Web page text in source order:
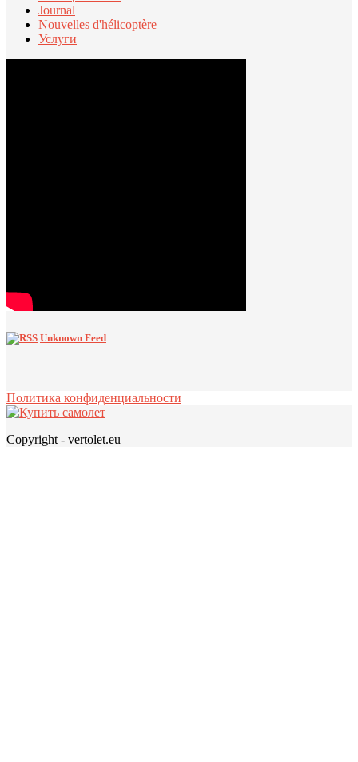
Journal
Nouvelles d'hélicoptère
Услуги
Unknown Feed
Политика конфиденциальности
Copyright - vertolet.eu